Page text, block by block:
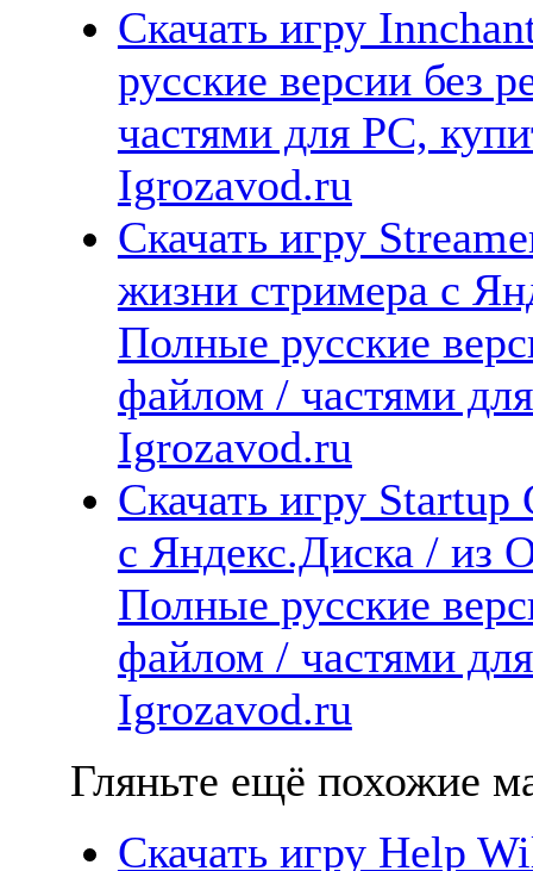
Скачать игру
русские версии без
частями для PC,
Igrozavod.ru
Скачать игру
жизни стримера с
Полные русские
файлом / частями
Igrozavod.ru
Скачать игру
с Яндекс.Диска / из
Полные русские
файлом / частями
Igrozavod.ru
Гляньте ещё похожие
Скачать игру Help